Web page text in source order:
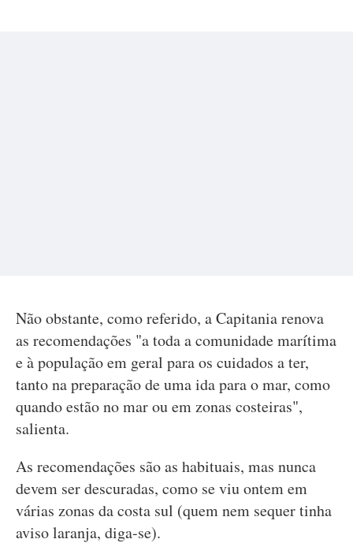
Não obstante, como referido, a Capitania renova
as recomendações "a toda a comunidade marítima
e à população em geral para os cuidados a ter,
tanto na preparação de uma ida para o mar, como
quando estão no mar ou em zonas costeiras",
salienta.
As recomendações são as habituais, mas nunca
devem ser descuradas, como se viu ontem em
várias zonas da costa sul (quem nem sequer tinha
aviso laranja, diga-se).